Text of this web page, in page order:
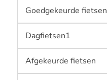
Goedgekeurde fietsen
Dagfietsen1
Afgekeurde fietsen